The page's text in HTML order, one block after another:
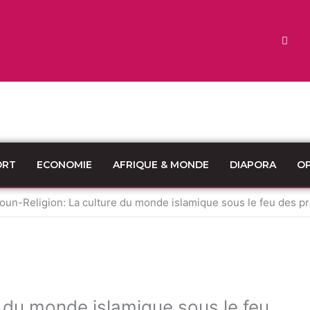
ECONOMIE AFRIQUE & MONDE DIAPORA
Religion: La culture du monde islamique sous le feu des